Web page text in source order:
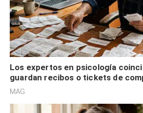
Los expertos en psicología
guardan recibos o tickets de
son acumuladores, sino que
MAG.